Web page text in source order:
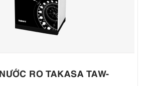
RO TAKASA TAW-